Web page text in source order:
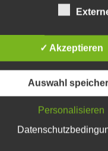
beleuchtet drei
der Gewaltfreien
neue Sichtweisen
– auf eine
liegt Kraft.
lädt dazu ein, sie
und gemeinsam zu
✓ Akzeptieren
Auswahl
Personalisieren